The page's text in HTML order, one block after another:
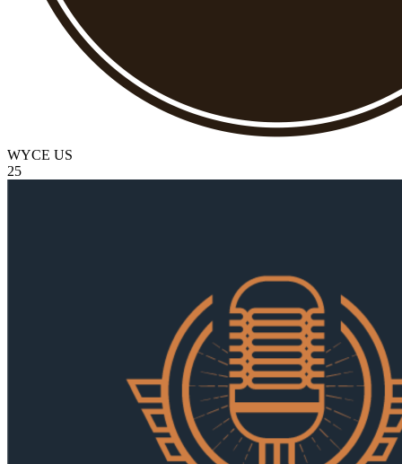
WYCE US
25